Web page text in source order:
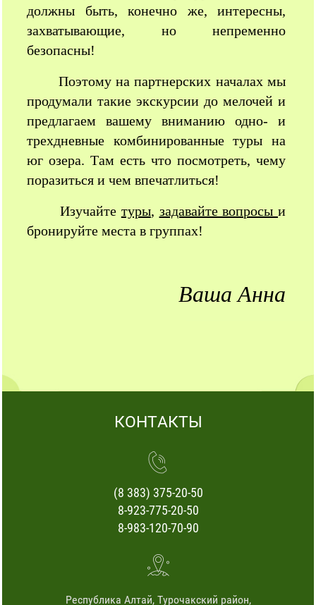
должны быть, конечно же, интересны,
захватывающие, но непременно
безопасны!
Поэтому на партнерских началах мы
продумали такие экскурсии до мелочей и
предлагаем вашему вниманию одно- и
трехдневные комбинированные туры на
юг озера. Там есть что посмотреть, чему
поразиться и чем впечатлиться!
Изучайте туры, задавайте вопросыи
бронируйте места в группах!
Ваша Анна
КОНТАКТЫ
(8 383) 375-20-50
8-923-775-20-50
8-983-120-70-90
Республика Алтай, Турочакский район,